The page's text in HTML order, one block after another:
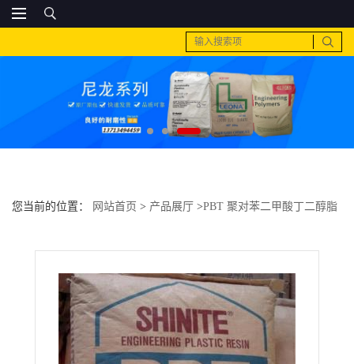
您当前的位置： 网站首页 > 产品展厅 >PBT 聚对苯二甲酸丁二醇脂